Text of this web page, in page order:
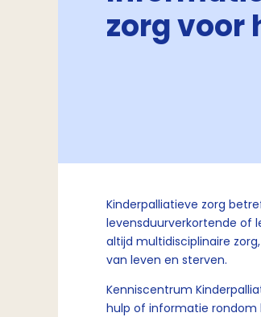
zorg
Kinderpalliatieve zorg
levensduurverkortende of
altijd multidisciplinaire
van leven en sterven.
Kenniscentrum
hulp of informatie rondom